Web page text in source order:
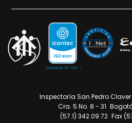
Inspectoría San Pedro
Cra. 5 No. 8 - 31
(57.1) 342.09.72 Fax